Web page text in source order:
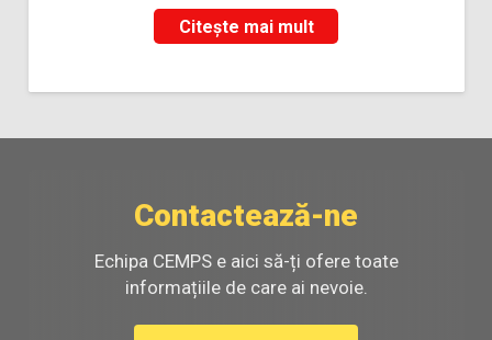
Citește mai mult
Contactează-ne
Echipa CEMPS e aici să-ți ofere toate
informațiile de care ai nevoie.